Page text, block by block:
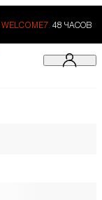
WELCOME7. 48 ЧАСОВ